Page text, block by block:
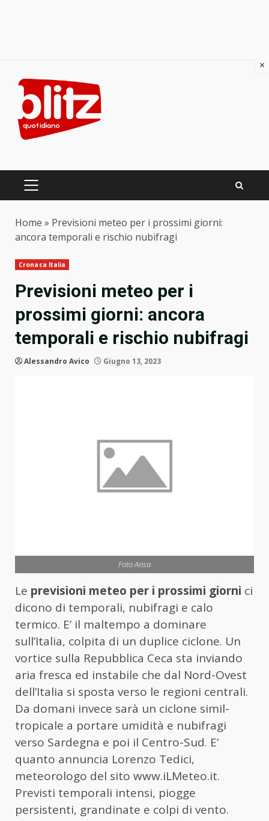
content
PRIMARY
Home » Previsioni meteo per i prossimi giorni:
ancora temporali e rischio nubifragi
Cronaca Italia
Previsioni meteo per i
prossimi giorni: ancora
temporali e rischio nubifragi
Alessandro Avico Giugno 13, 2023
Foto Ansa
Le previsioni meteo per i prossimi giorni ci
dicono di temporali, nubifragi e calo
termico. E’ il maltempo a dominare
sull’Italia, colpita di un duplice ciclone. Un
vortice sulla Repubblica Ceca sta inviando
aria fresca ed instabile che dal Nord-Ovest
dell’Italia si sposta verso le regioni centrali.
Da domani invece sarà un ciclone simil-
tropicale a portare umidità e nubifragi
verso Sardegna e poi il Centro-Sud. E’
quanto annuncia Lorenzo Tedici,
meteorologo del sito www.iLMeteo.it.
Previsti temporali intensi, piogge
persistenti, grandinate e colpi di vento.
×